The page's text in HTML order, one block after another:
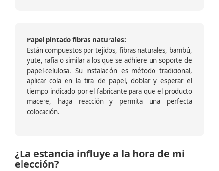
Papel pintado fibras naturales:
Están compuestos por tejidos, fibras naturales, bambú,
yute, rafia o similar a los que se adhiere un soporte de
papel-celulosa. Su instalación es método tradicional,
aplicar cola en la tira de papel, doblar y esperar el
tiempo indicado por el fabricante para que el producto
macere, haga reacción y permita una perfecta
colocación.
¿La estancia influye a la hora de mi
elección?